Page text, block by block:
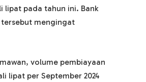
lipat pada tahun ini. Bank
mengingat
volume pembiayaan
lipat per September 2024